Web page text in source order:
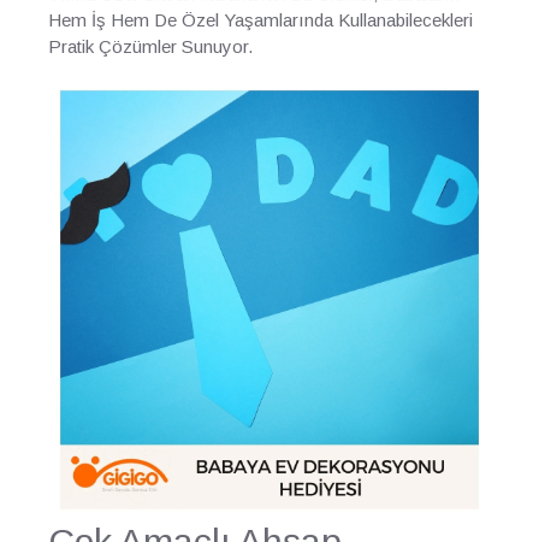
Hem İş Hem De Özel Yaşamlarında Kullanabilecekleri
Pratik Çözümler Sunuyor.